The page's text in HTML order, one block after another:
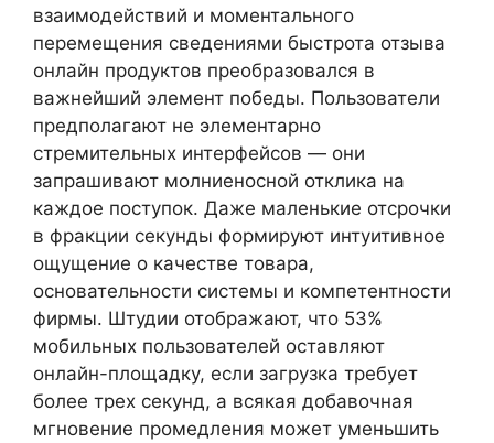
взаимодействий и моментального
перемещения сведениями быстрота отзыва
онлайн продуктов преобразовался в
важнейший элемент победы. Пользователи
предполагают не элементарно
стремительных интерфейсов — они
запрашивают молниеносной отклика на
каждое поступок. Даже маленькие отсрочки
в фракции секунды формируют интуитивное
ощущение о качестве товара,
основательности системы и компетентности
фирмы. Штудии отображают, что 53%
мобильных пользователей оставляют
онлайн-площадку, если загрузка требует
более трех секунд, а всякая добавочная
мгновение промедления может уменьшить